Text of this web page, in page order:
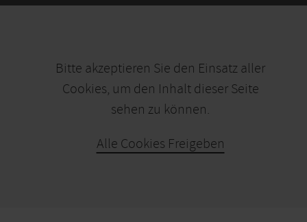
Bitte akzeptieren Sie den Einsatz aller
Cookies, um den Inhalt dieser Seite
sehen zu können.
Alle Cookies Freigeben